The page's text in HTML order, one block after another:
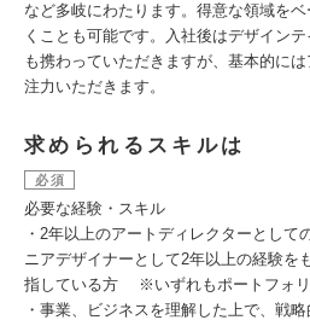
など多岐にわたります。得意な領域を
くことも可能です。入社後はデザイン
も携わっていただきますが、基本的に
注力いただきます。
求められるスキルは
必須
必要な経験・スキル
・2年以上のアートディレクターとして
ニアデザイナーとして2年以上の経験を
指している方 ※いずれもポートフォ
・事業、ビジネスを理解した上で、戦